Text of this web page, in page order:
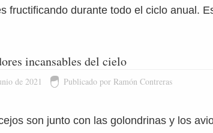
fructificando durante todo el ciclo anual.
incansables del cielo
de 2021 Publicado por Ramón Contreras
son junto con las golondrinas y los